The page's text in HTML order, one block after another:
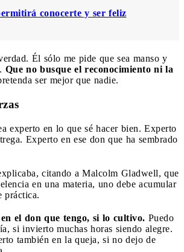
conocerte y ser feliz
Él sólo me pide que sea manso y
Que no busque el reconocimiento ni la
ser mejor que nadie.
experto en lo que sé hacer bien. Experto
Experto en ese don que ha sembrado
citando a Malcolm Gladwell, que
en una materia, uno debe acumular
práctica.
el don que tengo, si lo cultivo. Puedo
si invierto muchas horas siendo alegre.
también en la queja, si no dejo de